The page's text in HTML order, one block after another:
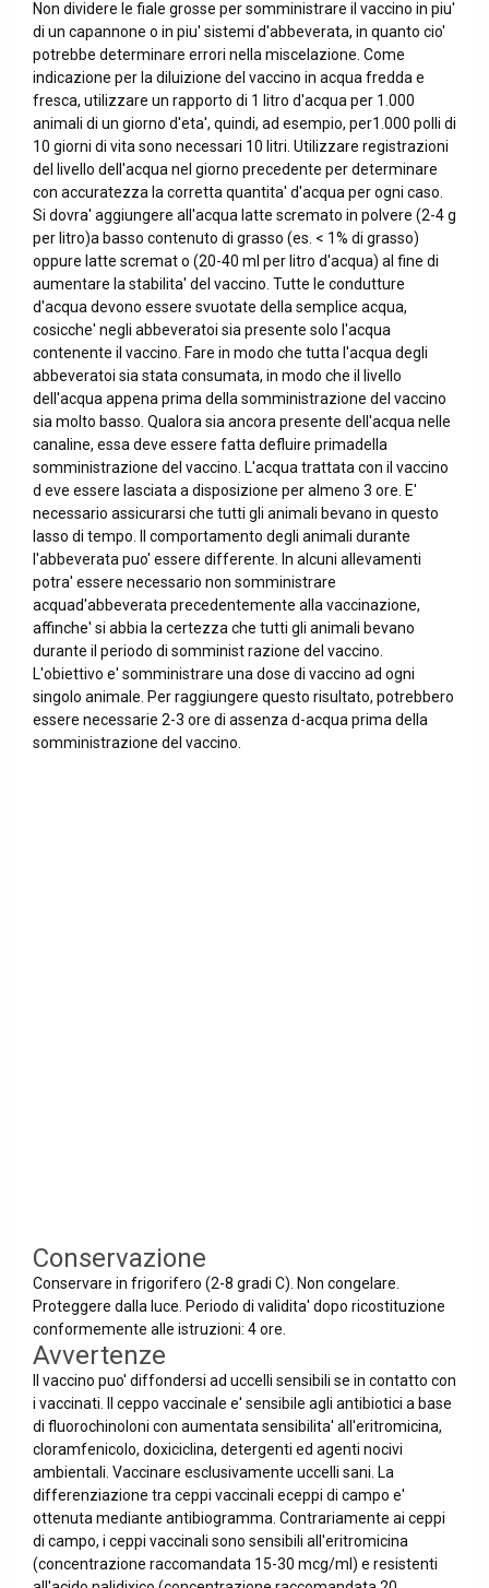
Non dividere le fiale grosse per somministrare il vaccino in piu'
di un capannone o in piu' sistemi d'abbeverata, in quanto cio'
potrebbe determinare errori nella miscelazione. Come
indicazione per la diluizione del vaccino in acqua fredda e
fresca, utilizzare un rapporto di 1 litro d'acqua per 1.000
animali di un giorno d'eta', quindi, ad esempio, per1.000 polli di
10 giorni di vita sono necessari 10 litri. Utilizzare registrazioni
del livello dell'acqua nel giorno precedente per determinare
con accuratezza la corretta quantita' d'acqua per ogni caso.
Si dovra' aggiungere all'acqua latte scremato in polvere (2-4 g
per litro)a basso contenuto di grasso (es. < 1% di grasso)
oppure latte scremat o (20-40 ml per litro d'acqua) al fine di
aumentare la stabilita' del vaccino. Tutte le condutture
d'acqua devono essere svuotate della semplice acqua,
cosicche' negli abbeveratoi sia presente solo l'acqua
contenente il vaccino. Fare in modo che tutta l'acqua degli
abbeveratoi sia stata consumata, in modo che il livello
dell'acqua appena prima della somministrazione del vaccino
sia molto basso. Qualora sia ancora presente dell'acqua nelle
canaline, essa deve essere fatta defluire primadella
somministrazione del vaccino. L'acqua trattata con il vaccino
d eve essere lasciata a disposizione per almeno 3 ore. E'
necessario assicurarsi che tutti gli animali bevano in questo
lasso di tempo. Il comportamento degli animali durante
l'abbeverata puo' essere differente. In alcuni allevamenti
potra' essere necessario non somministrare
acquad'abbeverata precedentemente alla vaccinazione,
affinche' si abbia la certezza che tutti gli animali bevano
durante il periodo di somminist razione del vaccino.
L'obiettivo e' somministrare una dose di vaccino ad ogni
singolo animale. Per raggiungere questo risultato, potrebbero
essere necessarie 2-3 ore di assenza d-acqua prima della
somministrazione del vaccino.
Conservazione
Conservare in frigorifero (2-8 gradi C). Non congelare.
Proteggere dalla luce. Periodo di validita' dopo ricostituzione
conformemente alle istruzioni: 4 ore.
Avvertenze
Il vaccino puo' diffondersi ad uccelli sensibili se in contatto con
i vaccinati. Il ceppo vaccinale e' sensibile agli antibiotici a base
di fluorochinoloni con aumentata sensibilita' all'eritromicina,
cloramfenicolo, doxiciclina, detergenti ed agenti nocivi
ambientali. Vaccinare esclusivamente uccelli sani. La
differenziazione tra ceppi vaccinali eceppi di campo e'
ottenuta mediante antibiogramma. Contrariamente ai ceppi
di campo, i ceppi vaccinali sono sensibili all'eritromicina
(concentrazione raccomandata 15-30 mcg/ml) e resistenti